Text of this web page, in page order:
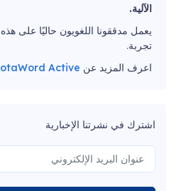
الآلية.
يعمل مدققونا اللغويون حاليًا على
تجربة.
اعرف المزيد عن Active
اشترك في نشرتنا الإخبارية